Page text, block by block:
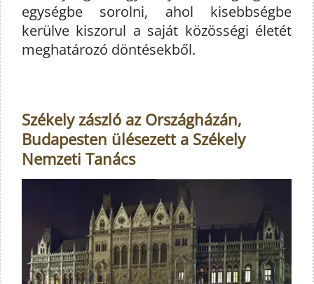
egységbe sorolni, ahol kisebbségbe
kerülve kiszorul a saját közösségi életét
meghatározó döntésekből.
Székely zászló az Országházán,
Budapesten ülésezett a Székely
Nemzeti Tanács